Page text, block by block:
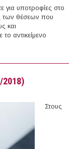
για υποτροφίες στο
των θέσεων που
και
αντικείμενο
(01/11/2018)
2018)
Στους